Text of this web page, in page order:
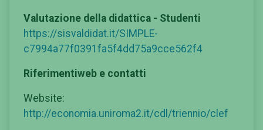
Valutazione della didattica - Studenti
https://sisvaldidat.it/SIMPLE-
c7994a77f0391fa5f4dd75a9cce562f4
Riferimentiweb e contatti
Website:
http://economia.uniroma2.it/cdl/triennio/clef